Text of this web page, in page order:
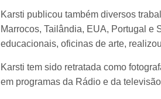
Karsti publicou também diversos
Marrocos, Tailândia, EUA, Portugal e
educacionais, oficinas de arte,
Karsti tem sido retratada como
em programas da Rádio e da